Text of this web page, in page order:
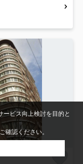
ービス向上検討を目的と
確認ください。